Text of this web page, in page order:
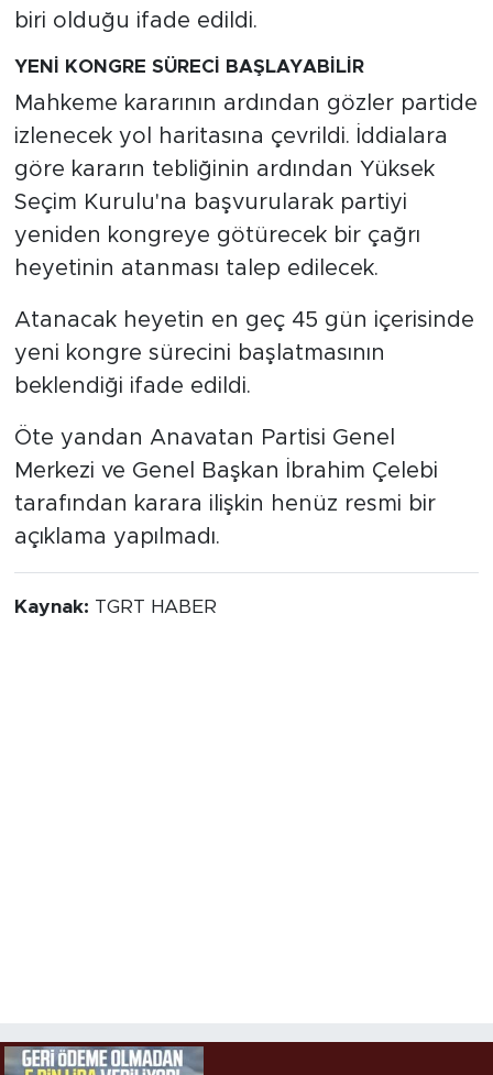
biri olduğu ifade edildi.
YENİ KONGRE SÜRECİ BAŞLAYABİLİR
Mahkeme kararının ardından gözler partide
izlenecek yol haritasına çevrildi. İddialara
göre kararın tebliğinin ardından Yüksek
Seçim Kurulu'na başvurularak partiyi
yeniden kongreye götürecek bir çağrı
heyetinin atanması talep edilecek.
Atanacak heyetin en geç 45 gün içerisinde
yeni kongre sürecini başlatmasının
beklendiği ifade edildi.
Öte yandan Anavatan Partisi Genel
Merkezi ve Genel Başkan İbrahim Çelebi
tarafından karara ilişkin henüz resmi bir
açıklama yapılmadı.
Kaynak: TGRT HABER